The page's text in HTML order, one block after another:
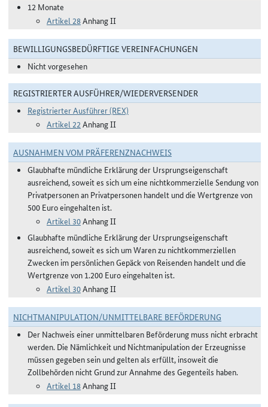
12 Monate
Artikel 28Anhang II
BEWILLIGUNGSBEDÜRFTIGE VEREINFACHUNGEN
Nicht vorgesehen
REGISTRIERTER AUSFÜHRER/WIEDERVERSENDER
Registrierter Ausführer (REX)
Artikel 22 Anhang II
AUSNAHMEN VOM PRÄFERENZNACHWEIS
Glaubhafte mündliche Erklärung der Ursprungseigenschaft
ausreichend, soweit es sich um eine nichtkommerzielle Sendung von
Privatpersonen an Privatpersonen handelt und die Wertgrenze von
500 Euro eingehalten ist.
Artikel 30Anhang II
Glaubhafte mündliche Erklärung der Ursprungseigenschaft
ausreichend, soweit es sich um Waren zu nichtkommerziellen
Zwecken im persönlichen Gepäck von Reisenden handelt und die
Wertgrenze von 1.200 Euro eingehalten ist.
Artikel 30Anhang II
NICHTMANIPULATION/UNMITTELBARE BEFÖRDERUNG
Der Nachweis einer unmittelbaren Beförderung muss nicht erbracht
werden. Die Nämlichkeit und Nichtmanipulation der Erzeugnisse
müssen gegeben sein und gelten als erfüllt, insoweit die
Zollbehörden nicht Grund zur Annahme des Gegenteils haben.
Artikel 18Anhang II